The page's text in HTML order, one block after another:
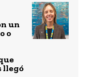
un
o
llegó